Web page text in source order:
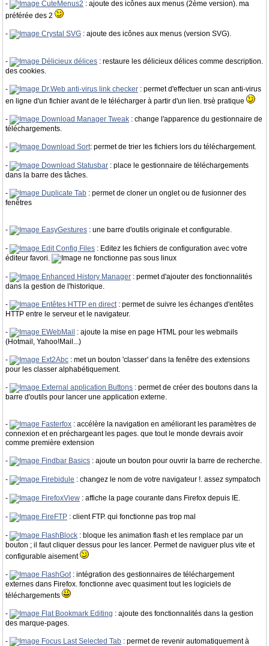
- CuteMenus2 : ajoute des icônes aux menus (2ème version). ma
préférée des 2
- Crystal SVG : ajoute des icônes aux menus (version SVG).
- Délicieux délices : restaure les délicieux délices comme description.
des cookies.
- Dr.Web anti-virus link checker : permet d'effectuer un scan anti-virus
en ligne d'un fichier avant de le télécharger à partir d'un lien. trsè pratique
- Download Manager Tweak : change l'apparence du gestionnaire de
téléchargements.
- Download Sort: permet de trier les fichiers lors du téléchargement.
- Download Statusbar : place le gestionnaire de téléchargements
dans la barre des tâches.
- Duplicate Tab : permet de cloner un onglet ou de fusionner des
fenêtres
- EasyGestures : une barre d'outils originale et configurable.
- Edit Config Files : Editez les fichiers de configuration avec votre
éditeur favori.
ne fonctionne pas sous linux
- Enhanced History Manager : permet d'ajouter des fonctionnalités
dans la gestion de l'historique.
- Entêtes HTTP en direct: permet de suivre les échanges d'entêtes
HTTP entre le serveur et le navigateur.
- EWebMail : ajoute la mise en page HTML pour les webmails
(Hotmail, Yahoo!Mail...)
- Ext2Abc : met un bouton 'classer' dans la fenêtre des extensions
pour les classer alphabétiquement.
- External application Buttons : permet de créer des boutons dans la
barre d'outils pour lancer une application externe.
- Fasterfox : accélère la navigation en améliorant les paramètres de
connexion et en préchargeant les pages. que tout le monde devrais avoir
comme première extension
- Findbar Basics : ajoute un bouton pour ouvrir la barre de recherche.
- Firebidule : changez le nom de votre navigateur !. assez sympatoch
- FirefoxView : affiche la page courante dans Firefox depuis IE.
- FireFTP : client FTP. qui fonctionne pas trop mal
- FlashBlock : bloque les animation flash et les remplace par un
bouton ; il faut cliquer dessus pour les lancer. Permet de naviguer plus vite et
configurable aisement
- FlashGot: intégration des gestionnaires de téléchargement
externes dans Firefox. fonctionne avec quasiment tout les logiciels de
téléchargements
- Flat Bookmark Editing : ajoute des fonctionnalités dans la gestion
des marque-pages.
- Focus Last Selected Tab : permet de revenir automatiquement à